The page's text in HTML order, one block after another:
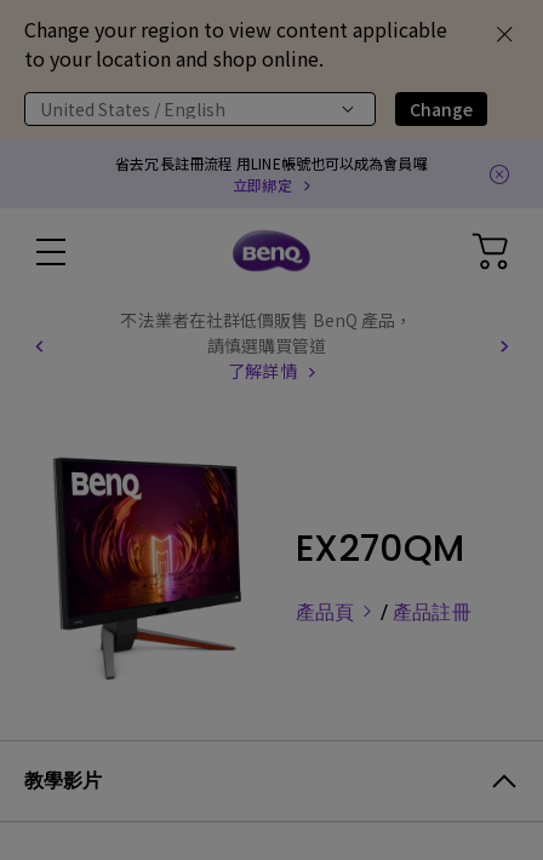
Change your region to view content applicable
to your location and shop online.
United States / English Change
省去冗長註冊流程 用LINE帳號也可以成為會員囉
立即綁定
不法業者在社群低價販售 BenQ 產品，
請慎選購買管道
了解詳情
EX270QM
產品頁 / 產品註冊
教學影片